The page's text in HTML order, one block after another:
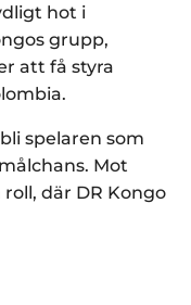
hot i
grupp,
att få styra
spelaren som
Mot
där DR Kongo